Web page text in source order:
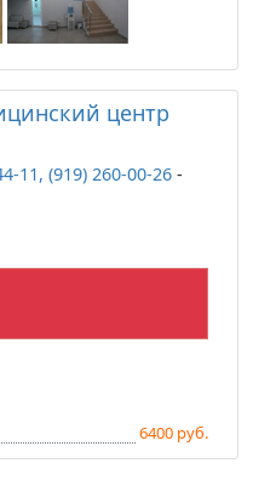
центр
11, (919) 260-00-26 -
6400 руб.